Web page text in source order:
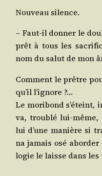
Nou­veau silence.
– Faut-il don­ner le
prêt à tous les
nom du salut de mon
Com­ment le prêtre
qu’il l’ignore ?…
Le mori­bond s’é­teint,
va, trou­blé lui-même,
lui d’une manière si
na jamais osé
lo­gie le laisse dans les